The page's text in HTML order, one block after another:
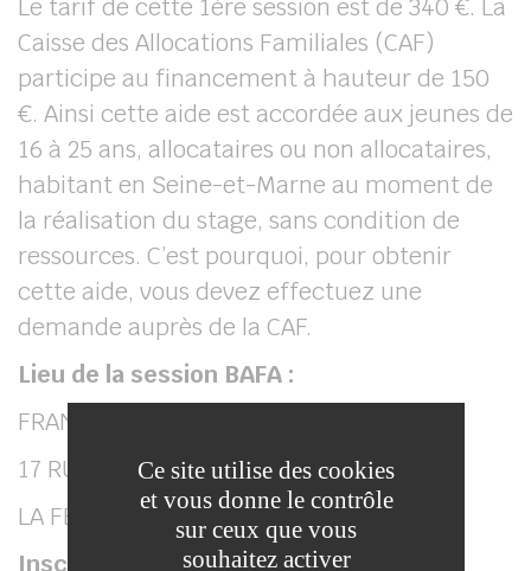
Le tarif de cette 1ère session est de 340 €. La
Caisse des Allocations Familiales (CAF)
participe au financement à hauteur de 150
€. Ainsi cette aide est accordée aux jeunes de
16 à 25 ans, allocataires ou non allocataires,
habitant en Seine-et-Marne au moment de
la réalisation du stage, sans condition de
ressources. C’est pourquoi, pour obtenir
cette aide, vous devez effectuez une
demande auprès de la CAF.
Lieu de la session BAFA :
FRANCE SERVICES
17 RUE DE REUIL
LA FERTÉ-SOUS-JOUARRE
Inscription :
Ce site utilise des cookies
et vous donne le contrôle
sur ceux que vous
souhaitez activer